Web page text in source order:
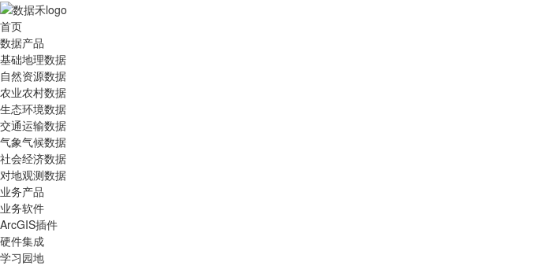
首页
数据产品
基础地理数据
自然资源数据
农业农村数据
生态环境数据
交通运输数据
气象气候数据
社会经济数据
对地观测数据
业务产品
业务软件
ArcGIS插件
硬件集成
学习园地